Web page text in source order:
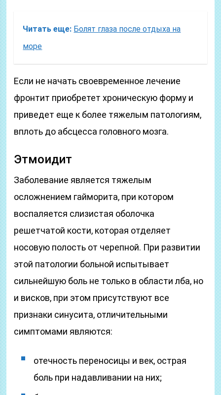
Читать еще: Болят глаза после отдыха на
море
Если не начать своевременное лечение
фронтит приобретет хроническую форму и
приведет еще к более тяжелым патологиям,
вплоть до абсцесса головного мозга.
Этмоидит
Заболевание является тяжелым
осложнением гайморита, при котором
воспаляется слизистая оболочка
решетчатой кости, которая отделяет
носовую полость от черепной. При развитии
этой патологии больной испытывает
сильнейшую боль не только в области лба, но
и висков, при этом присутствуют все
признаки синусита, отличительными
симптомами являются:
отечность переносицы и век, острая
боль при надавливании на них;